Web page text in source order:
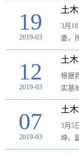
19
2019-03
土
​3月
委，
12
2019-03
土
根据
实基
07
2019-03
土
​3月5
坤、